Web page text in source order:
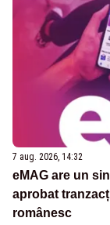
7 aug. 2026, 14:32
eMAG are un
aprobat
românesc